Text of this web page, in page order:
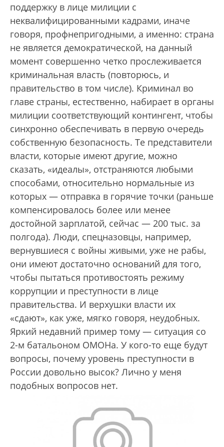
поддержку в лице милиции с
неквалифицированными кадрами, иначе
говоря, профнепригодными, а именно: страна
не является демократической, на данный
момент совершенно четко прослеживается
криминальная власть (повторюсь, и
правительство в том числе). Криминал во
главе страны, естественно, набирает в органы
милиции соответствующий контингент, чтобы
синхронно обеспечивать в первую очередь
собственную безопасность. Те представители
власти, которые имеют другие, можно
сказать, «идеалы», отстраняются любыми
способами, относительно нормальные из
которых — отправка в горячие точки (раньше
компенсировалось более или менее
достойной зарплатой, сейчас — 200 тыс. за
полгода). Люди, спецназовцы, например,
вернувшиеся с войны живыми, уже не рабы,
они имеют достаточно оснований для того,
чтобы пытаться противостоять режиму
коррупции и преступности в лице
правительства. И верхушки власти их
«сдают», как уже, мягко говоря, неудобных.
Яркий недавний пример тому — ситуация со
2-м батальоном ОМОНа. У кого-то еще будут
вопросы, почему уровень преступности в
России довольно высок? Лично у меня
подобных вопросов нет.